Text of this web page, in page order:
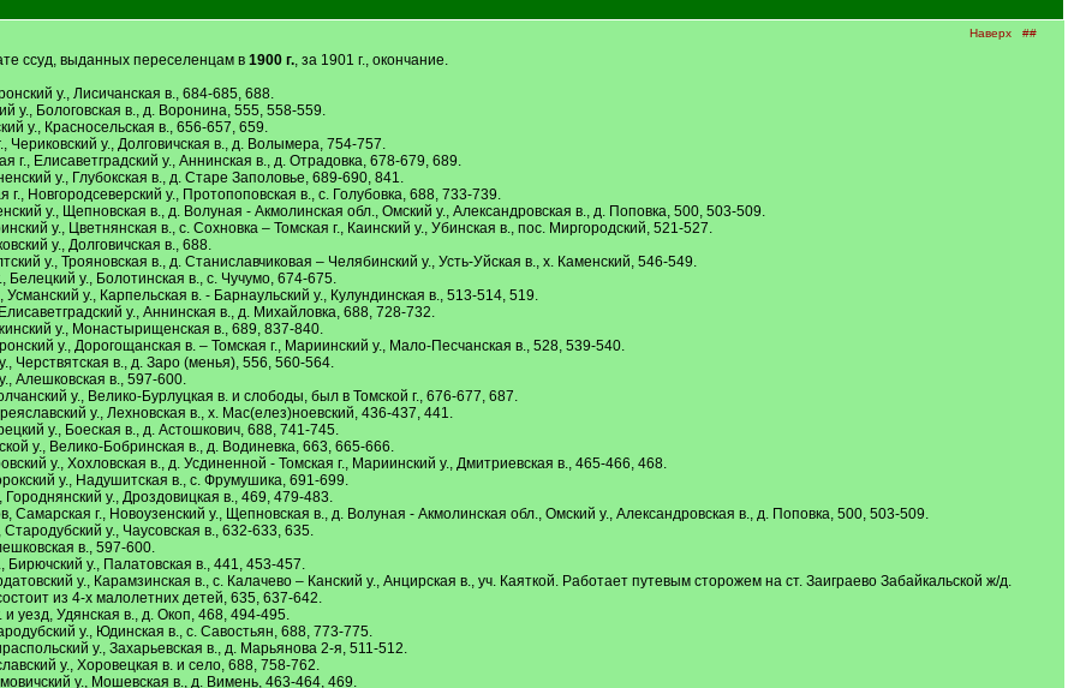
Наверх ##
ссуд, выданных переселенцам в 1900 г., за 1901 г., окончание.
у., Лисичанская в., 684-685, 688.
у., Бологовская в., д. Воронина, 555, 558-559.
у., Красносельская в., 656-657, 659.
Чериковский у., Долговичская в., д. Волымера, 754-757.
г., Елисаветградский у., Аннинская в., д. Отрадовка, 678-679, 689.
у., Глубокская в., д. Старе Заполовье, 689-690, 841.
Новгородсеверский у., Протопоповская в., с. Голубовка, 688, 733-739.
у., Щепновская в., д. Волуная - Акмолинская обл., Омский у., Александровская в., д. Поповка, 500, 503-509.
у., Цветнянская в., с. Сохновка – Томская г., Каинский у., Убинская в., пос. Миргородский, 521-527.
у., Долговичская в., 688.
у., Трояновская в., д. Станиславчиковая – Челябинский у., Усть-Уйская в., х. Каменский, 546-549.
у., Болотинская в., с. Чучумо, 674-675.
у., Карпельская в. - Барнаульский у., Кулундинская в., 513-514, 519.
у., Аннинская в., д. Михайловка, 688, 728-732.
у., Монастырищенская в., 689, 837-840.
у., Дорогощанская в. – Томская г., Мариинский у., Мало-Песчанская в., 528, 539-540.
Черствятская в., д. Заро (менья), 556, 560-564.
Алешковская в., 597-600.
у., Велико-Бурлуцкая в. и слободы, был в Томской г., 676-677, 687.
у., Лехновская в., х. Мас(елез)ноевский, 436-437, 441.
у., Боеская в., д. Астошкович, 688, 741-745.
у., Велико-Бобринская в., д. Водиневка, 663, 665-666.
у., Хохловская в., д. Усдиненной - Томская г., Мариинский у., Дмитриевская в., 465-466, 468.
у., Надушитская в., с. Фрумушика, 691-699.
у., Дроздовицкая в., 469, 479-483.
Самарская г., Новоузенский у., Щепновская в., д. Волуная - Акмолинская обл., Омский у., Александровская в., д. Поповка, 500, 503-509.
у., Чаусовская в., 632-633, 635.
в., 597-600.
у., Палатовская в., 441, 453-457.
у., Карамзинская в., с. Калачево – Канский у., Анцирская в., уч. Каяткой. Работает путевым сторожем на ст. Заиграево Забайкальской ж/д.
из 4-х малолетних детей, 635, 637-642.
уезд, Удянская в., д. Окоп, 468, 494-495.
у., Юдинская в., с. Савостьян, 688, 773-775.
у., Захарьевская в., д. Марьянова 2-я, 511-512.
у., Хоровецкая в. и село, 688, 758-762.
у., Мошевская в., д. Вимень, 463-464, 469.